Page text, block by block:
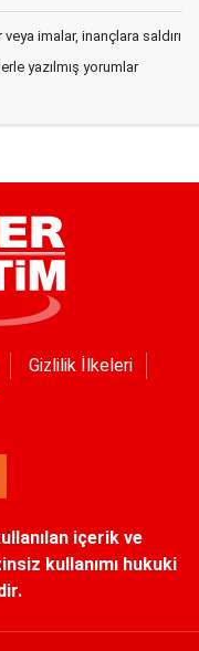
imalar, inançlara saldırı
yazılmış yorumlar
Gizlilik İlkeleri
içerik ve
kullanımı hukuki